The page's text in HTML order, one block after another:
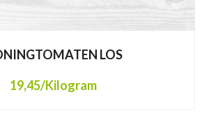
LOS
19,45/Kilogram